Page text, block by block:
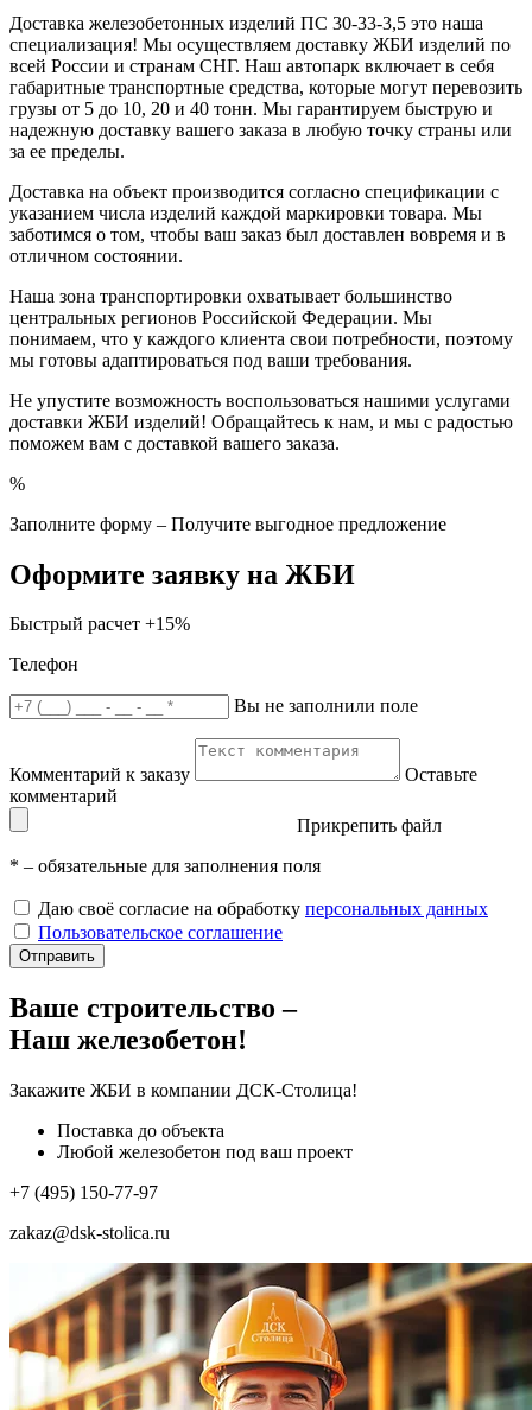
Доставка железобетонных изделий ПС 30-33-3,5 это наша
специализация! Мы осуществляем доставку ЖБИ изделий по
всей России и странам СНГ. Наш автопарк включает в себя
габаритные транспортные средства, которые могут перевозить
грузы от 5 до 10, 20 и 40 тонн. Мы гарантируем быструю и
надежную доставку вашего заказа в любую точку страны или
за ее пределы.
Доставка на объект производится согласно спецификации с
указанием числа изделий каждой маркировки товара. Мы
заботимся о том, чтобы ваш заказ был доставлен вовремя и в
отличном состоянии.
Наша зона транспортировки охватывает большинство
центральных регионов Российской Федерации. Мы
понимаем, что у каждого клиента свои потребности, поэтому
мы готовы адаптироваться под ваши требования.
Не упустите возможность воспользоваться нашими услугами
доставки ЖБИ изделий! Обращайтесь к нам, и мы с радостью
поможем вам с доставкой вашего заказа.
%
Заполните форму – Получите выгодное предложение
Оформите заявку на ЖБИ
Быстрый расчет +15%
Телефон
Вы не заполнили поле
Комментарий к заказу
Оставьте
комментарий
Прикрепить файл
* – обязательные для заполнения поля
Даю своё согласие на обработку персональных данных
Пользовательское соглашение
Отправить
Ваше строительство –
Наш железобетон!
Закажите ЖБИ в компании ДСК-Столица!
Поставка до объекта
Любой железобетон под ваш проект
+7 (495) 150-77-97
zakaz@dsk-stolica.ru